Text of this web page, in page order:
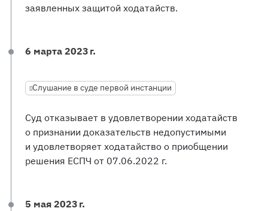
заявленных защитой ходатайств.
6 марта 2023 г.
Слушание в суде первой инстанции
Суд отказывает в удовлетворении ходатайств
о признании доказательств недопустимыми
и удовлетворяет ходатайство о приобщении
решения ЕСПЧ от 07.06.2022 г.
5 мая 2023 г.